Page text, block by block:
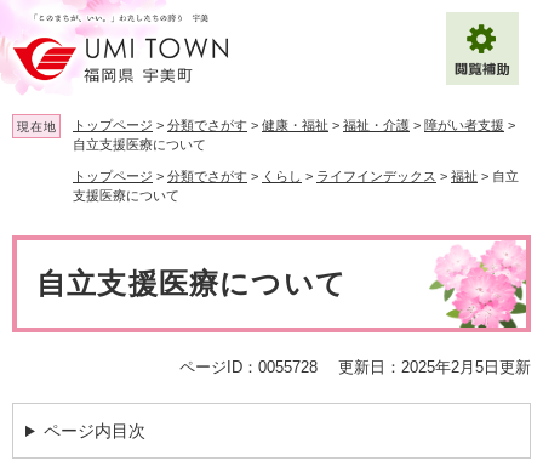
ー
ジ
の
先
頭
ニ
ュ
ー
を
飛
本
文字サイズ 標準 拡大
背景色変更 白 黒 青
Multilingual（English・中文・한글）
現在地 トップページ > 分類でさがす > 健康・福祉 > 福祉・介護 > 障がい者支援 >
自立支援医療について
トップページ > 分類でさがす > くらし > ライフインデックス > 福祉 > 自立
支援医療について
自立支援医療について
ページID：0055728 更新日：2025年2月5日更新
ページ内目次